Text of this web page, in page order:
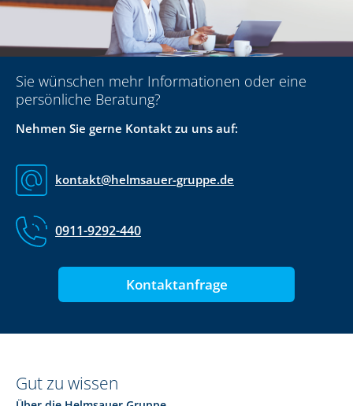
Sie wünschen mehr Informationen oder eine
persönliche Beratung?
Nehmen Sie gerne Kontakt zu uns auf:
kontakt@helmsauer-gruppe.de
0911-9292-440
Kontaktanfrage
Gut zu wissen